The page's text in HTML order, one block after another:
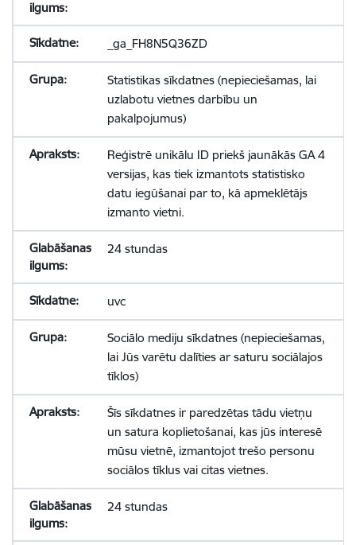
_ga_FH8N5Q36ZD
Statistikas sīkdatnes (nepieciešamas, lai
uzlabotu vietnes darbību un
pakalpojumus)
Reģistrē unikālu ID priekš jaunākās GA 4
versijas, kas tiek izmantots statistisko
datu iegūšanai par to, kā apmeklētājs
izmanto vietni.
24 stundas
uvc
Sociālo mediju sīkdatnes (nepieciešamas,
lai Jūs varētu dalīties ar saturu sociālajos
tīklos)
Šīs sīkdatnes ir paredzētas tādu vietņu
un satura koplietošanai, kas jūs interesē
mūsu vietnē, izmantojot trešo personu
sociālos tīklus vai citas vietnes.
24 stundas